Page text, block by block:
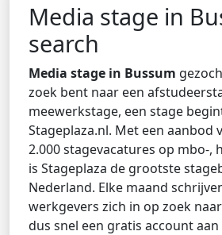
Media stage in
search
Media stage in Bussum
zoek bent naar een
meewerkstage, een stage
Stageplaza.nl. Met een aanbod
2.000 stagevacatures op mbo-,
is Stageplaza de grootste
Nederland. Elke maand
werkgevers zich in op zoek
dus snel een gratis account